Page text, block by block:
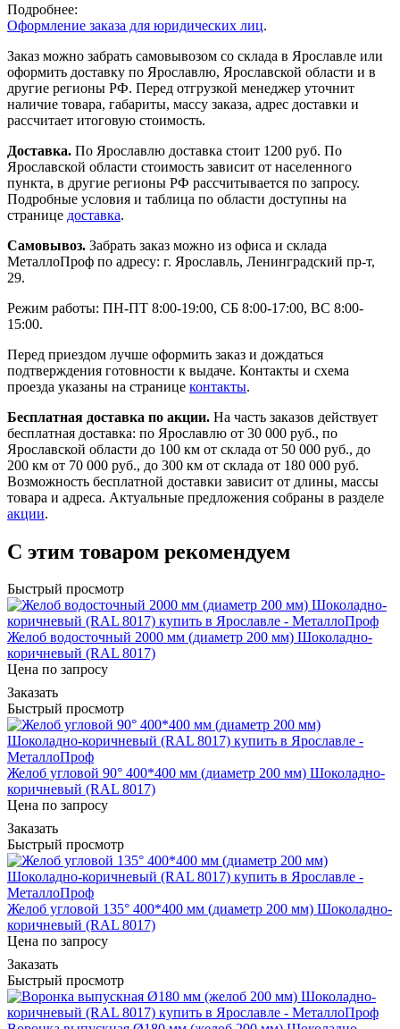
Подробнее:
Оформление заказа для юридических лиц.
Заказ можно забрать самовывозом со склада в Ярославле или
оформить доставку по Ярославлю, Ярославской области и в
другие регионы РФ. Перед отгрузкой менеджер уточнит
наличие товара, габариты, массу заказа, адрес доставки и
рассчитает итоговую стоимость.
Доставка. По Ярославлю доставка стоит 1200 руб. По
Ярославской области стоимость зависит от населенного
пункта, в другие регионы РФ рассчитывается по запросу.
Подробные условия и таблица по области доступны на
странице доставка.
Самовывоз. Забрать заказ можно из офиса и склада
МеталлоПроф по адресу: г. Ярославль, Ленинградский пр-т,
29.
Режим работы: ПН-ПТ 8:00-19:00, СБ 8:00-17:00, ВС 8:00-
15:00.
Перед приездом лучше оформить заказ и дождаться
подтверждения готовности к выдаче. Контакты и схема
проезда указаны на странице контакты.
Бесплатная доставка по акции. На часть заказов действует
бесплатная доставка: по Ярославлю от 30 000 руб., по
Ярославской области до 100 км от склада от 50 000 руб., до
200 км от 70 000 руб., до 300 км от склада от 180 000 руб.
Возможность бесплатной доставки зависит от длины, массы
товара и адреса. Актуальные предложения собраны в разделе
акции.
С этим товаром рекомендуем
Быстрый просмотр
Желоб водосточный 2000 мм (диаметр 200 мм) Шоколадно-
коричневый (RAL 8017)
Цена по запросу
Заказать
Быстрый просмотр
Желоб угловой 90° 400*400 мм (диаметр 200 мм) Шоколадно-
коричневый (RAL 8017)
Цена по запросу
Заказать
Быстрый просмотр
Желоб угловой 135° 400*400 мм (диаметр 200 мм) Шоколадно-
коричневый (RAL 8017)
Цена по запросу
Заказать
Быстрый просмотр